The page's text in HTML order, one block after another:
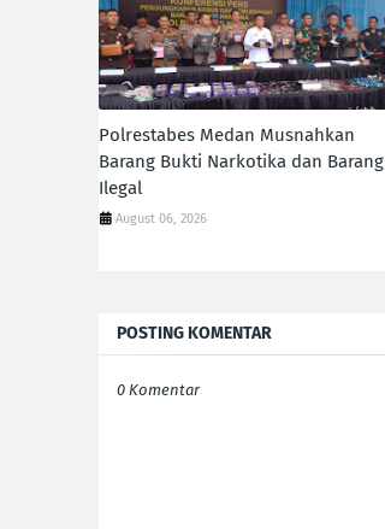
Polrestabes Medan Musnahkan
Barang Bukti Narkotika dan Barang
Ilegal
August 06, 2026
POSTING KOMENTAR
0 Komentar